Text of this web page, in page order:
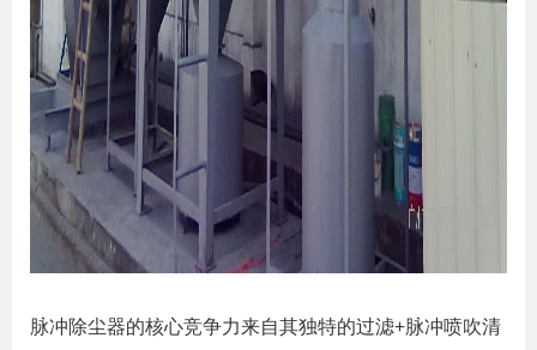
脉冲除尘器的核心竞争力来自其独特的过滤+脉冲喷吹清